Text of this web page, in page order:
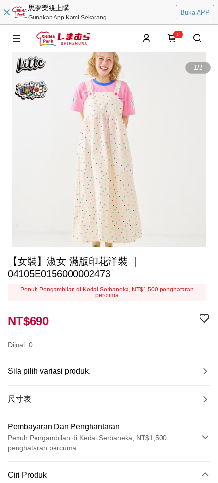
思夢樂線上購
Gunakan App Kami Sekarang
Buka APP
0
1/2
【女裝】淑女 滿版印花洋裝 ｜
04105E0156000002473
Penuh Pengambilan di Kedai Serbaneka, NT$1,500 penghataran
percuma
NT$690
Dijual: 0
Sila pilih variasi produk.
尺寸表
Pembayaran Dan Penghantaran
Penuh Pengambilan di Kedai Serbaneka, NT$1,500
penghataran percuma
Kad Kredit (Bayaran Penuh)
Ciri Produk